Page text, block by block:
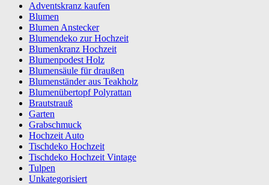
Adventskranz kaufen
Blumen
Blumen Anstecker
Blumendeko zur Hochzeit
Blumenkranz Hochzeit
Blumenpodest Holz
Blumensäule für draußen
Blumenständer aus Teakholz
Blumenübertopf Polyrattan
Brautstrauß
Garten
Grabschmuck
Hochzeit Auto
Tischdeko Hochzeit
Tischdeko Hochzeit Vintage
Tulpen
Unkategorisiert